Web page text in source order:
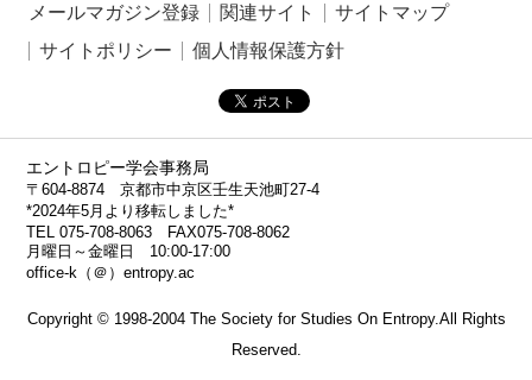
メールマガジン登録 関連サイト
サイトマップ
サイトポリシー
個人情報保護方針
エントロピー学会事務局
〒604-8874 京都市中京区壬生天池町27-4
*2024年5月より移転しました*
TEL 075-708-8063 FAX075-708-8062
月曜日～金曜日 10:00-17:00
office-k（＠）entropy.ac
Copyright © 1998-2004 The Society for Studies On Entropy.All Rights
Reserved.